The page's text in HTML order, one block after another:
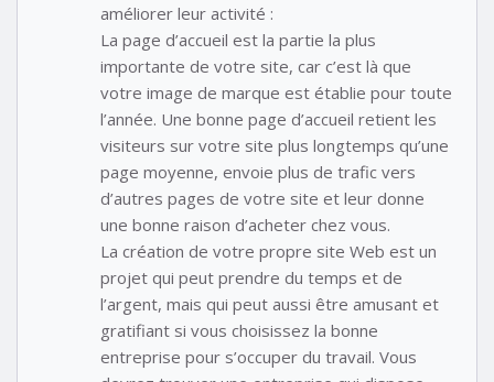
améliorer leur activité :
La page d’accueil est la partie la plus
importante de votre site, car c’est là que
votre image de marque est établie pour toute
l’année. Une bonne page d’accueil retient les
visiteurs sur votre site plus longtemps qu’une
page moyenne, envoie plus de trafic vers
d’autres pages de votre site et leur donne
une bonne raison d’acheter chez vous.
La création de votre propre site Web est un
projet qui peut prendre du temps et de
l’argent, mais qui peut aussi être amusant et
gratifiant si vous choisissez la bonne
entreprise pour s’occuper du travail. Vous